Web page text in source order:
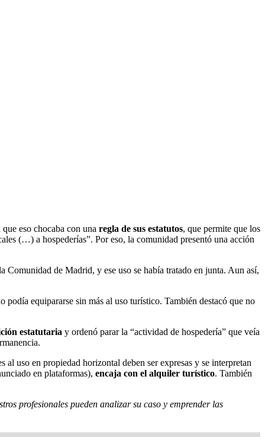
eso chocaba con una regla de sus estatutos, que permite que los
(…) a hospederías”. Por eso, la comunidad presentó una acción
de Madrid, y ese uso se había tratado en junta. Aun así,
podía equipararse sin más al uso turístico. También destacó que no
estatutaria y ordenó parar la “actividad de hospedería” que veía
al uso en propiedad horizontal deben ser expresas y se interpretan
en plataformas), encaja con el alquiler turístico. También
profesionales pueden analizar su caso y emprender las